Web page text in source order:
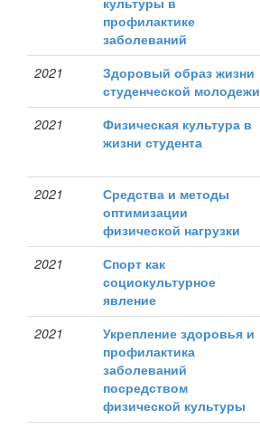
профилактике
заболеваний
2021
Здоровый образ жизни
студенческой молодежи
2021
Физическая культура в
жизни студента
2021
Средства и методы
оптимизации
физической нагрузки
2021
Спорт как
социокультурное
явление
2021
Укрепление здоровья и
профилактика
заболеваний
посредством
физической культуры